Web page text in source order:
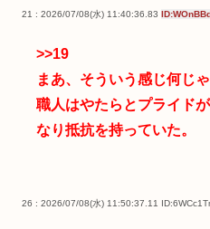
21 : 2026/07/08(水) 11:40:36.83
>>19
まあ、そういう感じ何じ
職人はやたらとプライド
なり抵抗を持っていた。
26 : 2026/07/08(水) 11:50:37.11